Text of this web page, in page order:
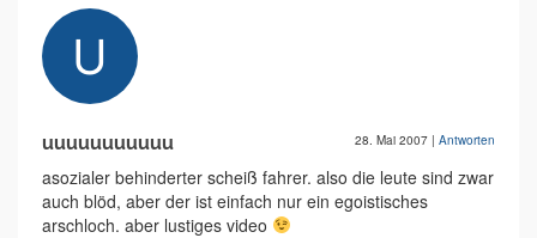
uuuuuuuuuuu 28. Mai 2007 | Antworten
asozialer behinderter scheiß fahrer. also die leute sind zwar
auch blöd, aber der ist einfach nur ein egoistisches
arschloch. aber lustiges video